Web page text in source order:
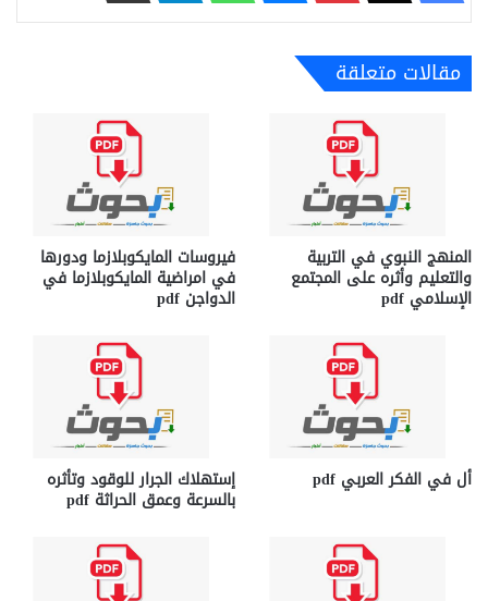
مقالات متعلقة
المنهج النبوي في التربية
والتعليم وأثره على المجتمع
الإسلامي pdf
فيروسات المايكوبلازما ودورها
في امراضية المايكوبلازما في
الدواجن pdf
أل في الفكر العربي pdf إستهلاك الجرار للوقود وتأثره
بالسرعة وعمق الحراثة pdf